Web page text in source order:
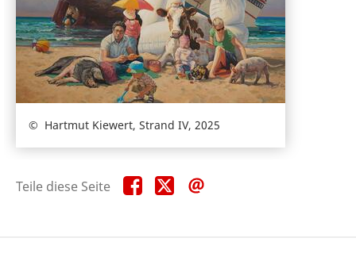
Hartmut Kiewert, Strand IV, 2025
Teile diese Seite Teile
diese
Teile
diese